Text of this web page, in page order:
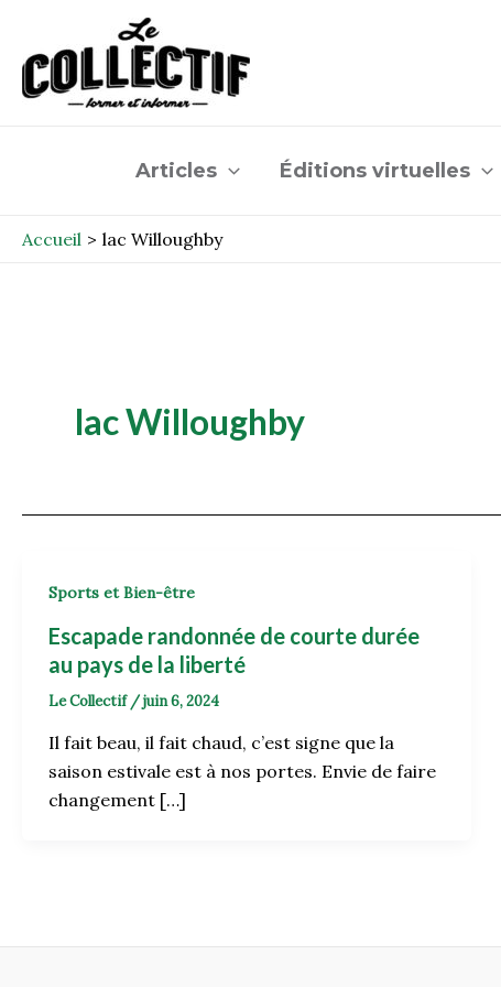
contenu
Articles Éditions virtuelles
Accueil lac Willoughby
lac Willoughby
Sports et Bien-être
Escapade randonnée de courte durée
au pays de la liberté
Le Collectif /juin 6, 2024
Il fait beau, il fait chaud, c’est signe que la
saison estivale est à nos portes. Envie de faire
changement […]